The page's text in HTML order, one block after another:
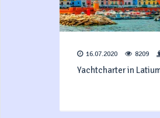
16.07.2020 8209
Yachtcharter in